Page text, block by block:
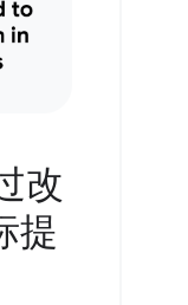
改
提